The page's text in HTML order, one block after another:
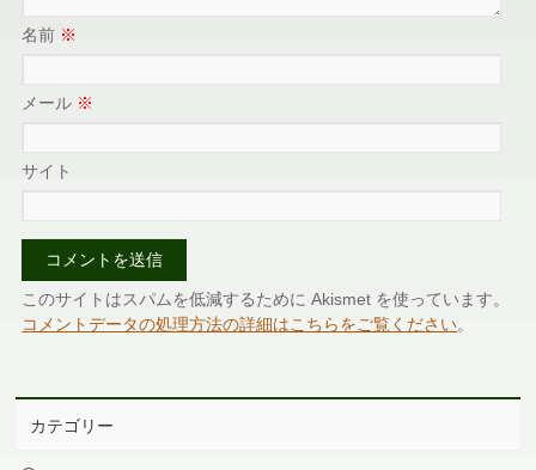
名前 ※
メール ※
サイト
このサイトはスパムを低減するために Akismet を使っています。
コメントデータの処理方法の詳細はこちらをご覧ください。
カテゴリー